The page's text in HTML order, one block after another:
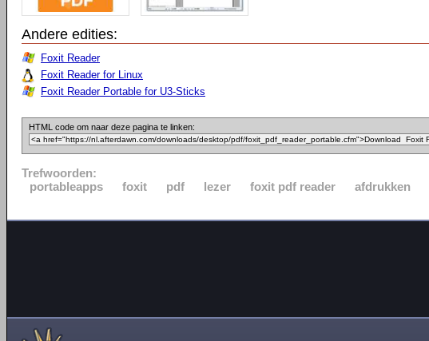
Andere edities:
Foxit Reader
Foxit Reader for Linux
Foxit Reader Portable for U3-Sticks
HTML code om naar deze pagina te linken:
Trefwoorden:
portableapps
foxit pdf lezer foxit pdf reader afdrukken